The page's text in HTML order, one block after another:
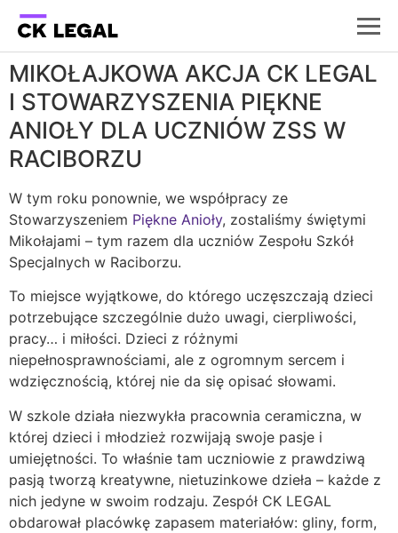
MIKOŁAJKOWA AKCJA CK LEGAL
I STOWARZYSZENIA PIĘKNE
ANIOŁY DLA UCZNIÓW ZSS W
RACIBORZU
W tym roku ponownie, we współpracy ze
Stowarzyszeniem Piękne Anioły, zostaliśmy świętymi
Mikołajami – tym razem dla uczniów Zespołu Szkół
Specjalnych w Raciborzu.
To miejsce wyjątkowe, do którego uczęszczają dzieci
potrzebujące szczególnie dużo uwagi, cierpliwości,
pracy… i miłości. Dzieci z różnymi
niepełnosprawnościami, ale z ogromnym sercem i
wdzięcznością, której nie da się opisać słowami.
W szkole działa niezwykła pracownia ceramiczna, w
której dzieci i młodzież rozwijają swoje pasje i
umiejętności. To właśnie tam uczniowie z prawdziwą
pasją tworzą kreatywne, nietuzinkowe dzieła – każde z
nich jedyne w swoim rodzaju. Zespół CK LEGAL
obdarował placówkę zapasem materiałów: gliny, form,